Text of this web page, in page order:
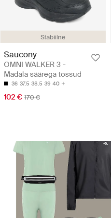
Stabiilne
Saucony
OMNI WALKER 3 -
Madala säärega tossud
36 37.5 38.5 39 40
102 € 170 €